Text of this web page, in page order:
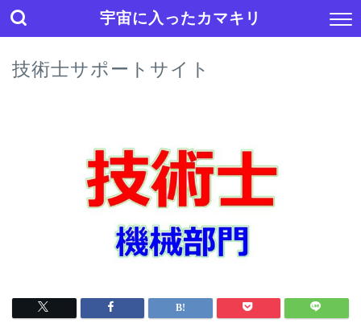
宇宙に入ったカマキリ
技術士サポートサイト